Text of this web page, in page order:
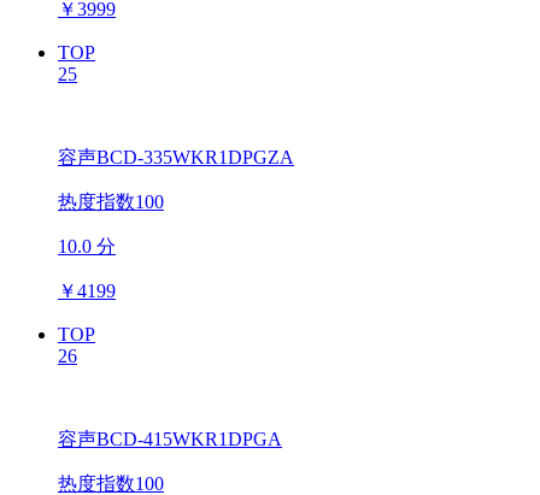
￥3999
TOP
25
容声BCD-335WKR1DPGZA
热度指数100
10.0 分
￥4199
TOP
26
容声BCD-415WKR1DPGA
热度指数100